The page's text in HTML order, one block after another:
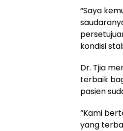
“Saya
kondisi
Dr. Tjia
terbaik
pasien
“Kami
yang